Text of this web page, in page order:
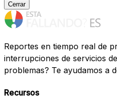
Cerrar
Reportes en tiempo real de
interrupciones de servicios
problemas? Te ayudamos a
Recursos